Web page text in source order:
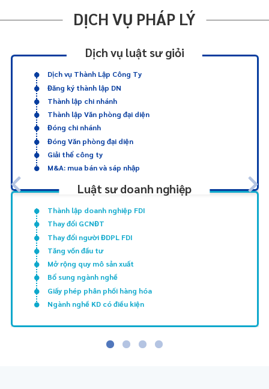
DỊCH VỤ PHÁP LÝ
Dịch vụ luật sư giỏi
Dịch vụ Thành Lập Công Ty
Đăng ký thành lập DN
Thành lập chi nhánh
Thành lập Văn phòng đại diện
Đóng chi nhánh
Đóng Văn phòng đại diện
Giải thể công ty
M&A: mua bán và sáp nhập
Luật sư doanh nghiệp
Thành lập doanh nghiệp FDI
Thay đổi GCNĐT
Thay đổi người ĐDPL FDI
Tăng vốn đầu tư
Mở rộng quy mô sản xuất
Bổ sung ngành nghề
Giấy phép phân phối hàng hóa
Ngành nghề KD có điều kiện